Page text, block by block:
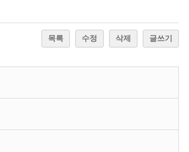
목록 수정 삭제 글쓰기